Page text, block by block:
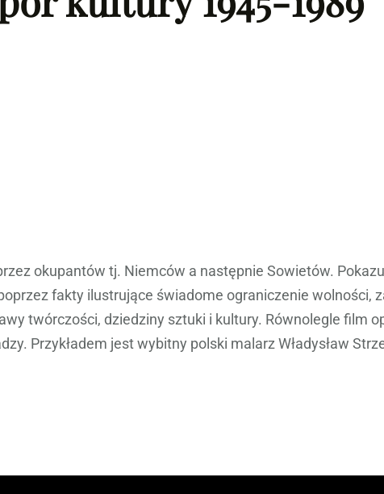
okupantów tj. Niemców a następnie Sowietów.
fakty ilustrujące świadome ograniczenie wolności,
twórczości, dziedziny sztuki i kultury. Równolegle film
Przykładem jest wybitny polski malarz Władysław